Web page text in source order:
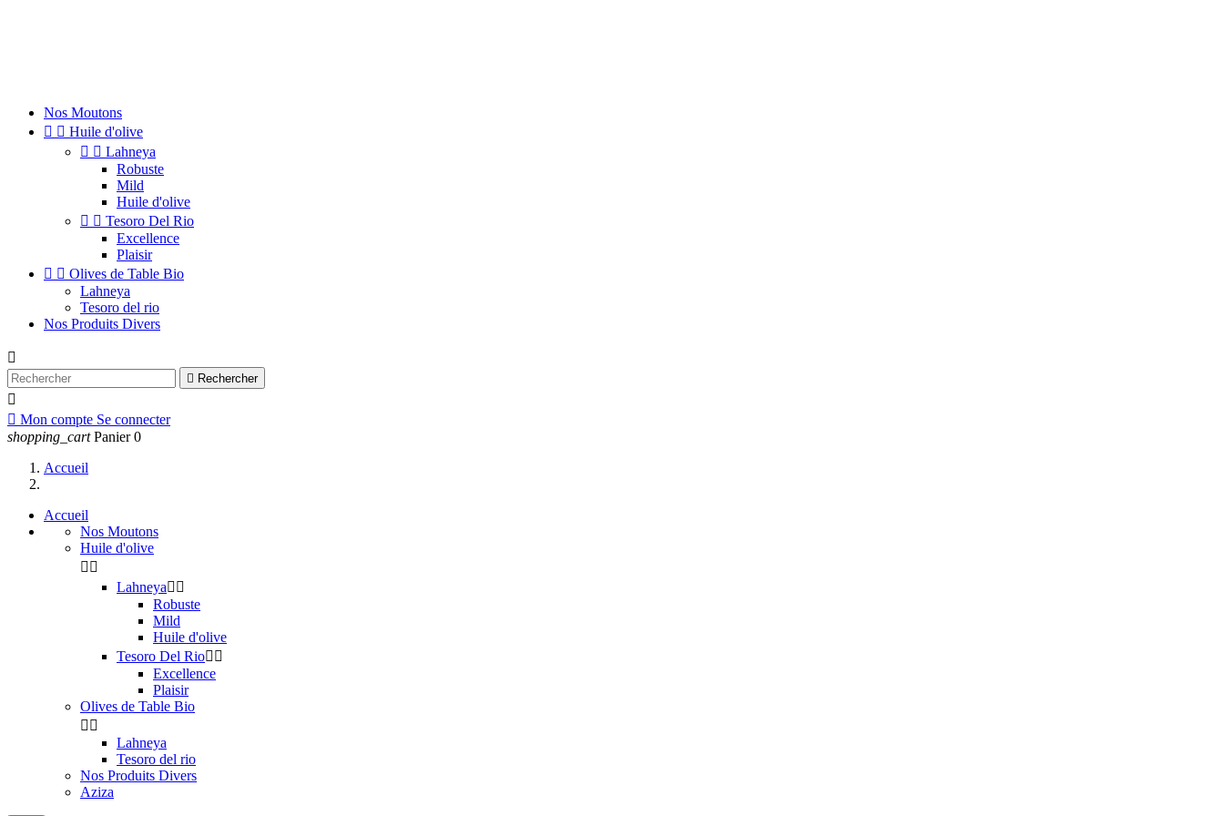
Nos Moutons
  Huile d'olive
  Lahneya
Robuste
Mild
Huile d'olive
  Tesoro Del Rio
Excellence
Plaisir
  Olives de Table Bio
Lahneya
Tesoro del rio
Nos Produits Divers

 Rechercher

 Mon compte Se connecter
shopping_cart Panier 0
Accueil
Accueil
Nos Moutons
Huile d'olive
 
Lahneya 
Robuste
Mild
Huile d'olive
Tesoro Del Rio 
Excellence
Plaisir
Olives de Table Bio
 
Lahneya
Tesoro del rio
Nos Produits Divers
Aziza